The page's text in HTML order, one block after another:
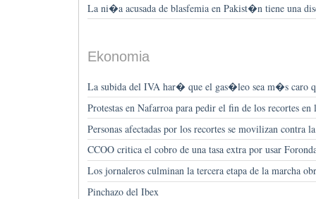
La ni�a acusada de blasfemia en Pakist�n tiene una
Ekonomia
La subida del IVA har� que el gas�leo sea m�s caro
Protestas en Nafarroa para pedir el fin de los recortes
Personas afectadas por los recortes se movilizan contra
CCOO critica el cobro de una tasa extra por usar
Los jornaleros culminan la tercera etapa de la marcha
Pinchazo del Ibex